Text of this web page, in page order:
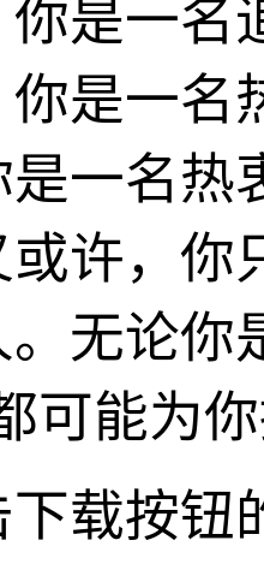
你是一名
你是一名
是一名热
或许，你
无论你
可能为
下载按钮